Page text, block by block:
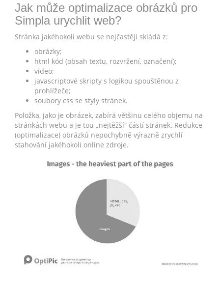
Jak může optimalizace obrázků pro
Simpla urychlit web?
Stránka jakéhokoli webu se nejčastěji skládá z:
obrázky;
html kód (obsah textu, rozvržení, označení);
video;
javascriptové skripty s logikou spouštěnou z
prohlížeče;
soubory css se styly stránek.
Položka, jako je obrázek, zabírá většinu celého objemu na
stránkách webu a je tou „nejtěžší“ částí stránek. Redukce
(optimalizace) obrázků nepochybně výrazně zrychlí
stahování jakéhokoli online zdroje.